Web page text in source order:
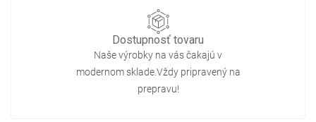
Dostupnosť tovaru
Naše výrobky na vás čakajú v
modernom sklade.Vždy pripravený na
prepravu!